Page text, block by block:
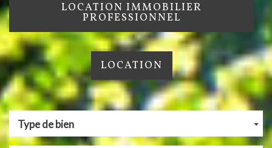
LOCATION IMMOBILIER
PROFESSIONNEL
LOCATION
Type de bien